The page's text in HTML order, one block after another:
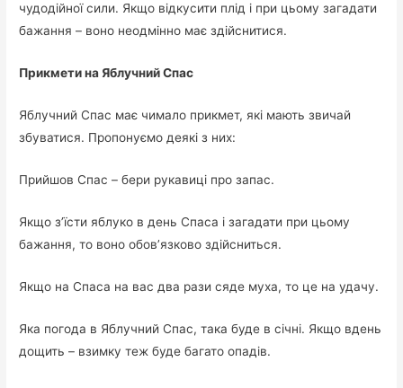
чудодійної сили. Якщо відкусити плід і при цьому загадати
бажання – воно неодмінно має здійснитися.
Прикмети на Яблучний Спас
Яблучний Спас має чимало прикмет, які мають звичай
збуватися. Пропонуємо деякі з них:
Прийшов Спас – бери рукавиці про запас.
Якщо з’їсти яблуко в день Спаса і загадати при цьому
бажання, то воно обов’язково здійсниться.
Якщо на Спаса на вас два рази сяде муха, то це на удачу.
Яка погода в Яблучний Спас, така буде в січні. Якщо вдень
дощить – взимку теж буде багато опадів.